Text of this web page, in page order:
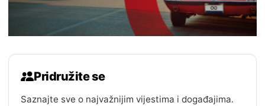
Pridružite se
Saznajte sve o najvažnijim vijestima i događajima.